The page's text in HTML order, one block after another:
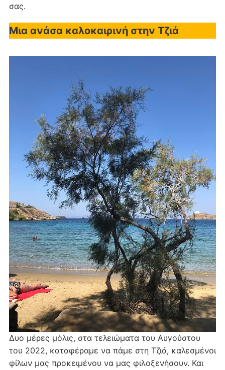
σας.
Μια ανάσα καλοκαιρινή στην Τζιά
Δυο μέρες μόλις, στα τελειώματα του Αυγούστου
του 2022, καταφέραμε να πάμε στη Τζιά, καλεσμένοι
φίλων μας προκειμένου να μας φιλοξενήσουν. Και